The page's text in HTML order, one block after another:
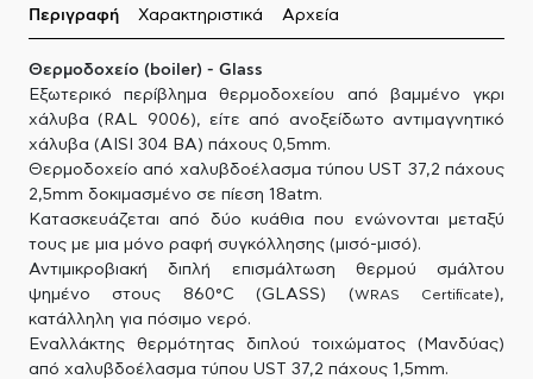
Περιγραφή Χαρακτηριστικά Αρχεία
Θερμοδοχείο (boiler) - Glass
Εξωτερικό περίβλημα θερμοδοχείου από βαμμένο γκρι
χάλυβα (RAL 9006), είτε από ανοξείδωτο αντιμαγνητικό
χάλυβα (AISI 304 BA) πάχους 0,5mm.
Θερμοδοχείο από χαλυβδοέλασμα τύπου UST 37,2 πάχους
2,5mm δοκιμασμένο σε πίεση 18atm.
Κατασκευάζεται από δύο κυάθια που ενώνονται μεταξύ
τους με μια μόνο ραφή συγκόλλησης (μισό-μισό).
Αντιμικροβιακή διπλή επισμάλτωση θερμού σμάλτου
ψημένο στους 860°C (GLASS) (WRAS Certificate),
κατάλληλη για πόσιμο νερό.
Εναλλάκτης θερμότητας διπλού τοιχώματος (Μανδύας)
από χαλυβδοέλασμα τύπου UST 37,2 πάχους 1,5mm.